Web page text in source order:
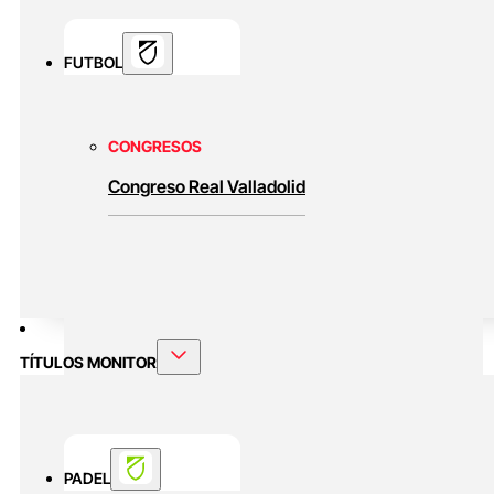
FUTBOL
CONGRESOS
Congreso Real Valladolid
TÍTULOS MONITOR
PADEL